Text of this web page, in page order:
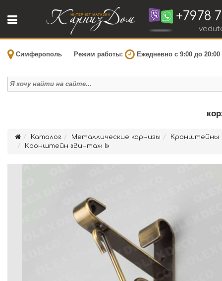
+7978
Симферополь Режим работы: Ежедневно с 9:00 до 20:00
Каталог Металлические карнизы
Кронштейны
Кронштейн «Винтаж I»